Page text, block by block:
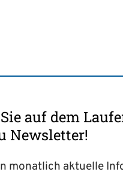
auf dem
Newsletter!
monatlich aktuelle